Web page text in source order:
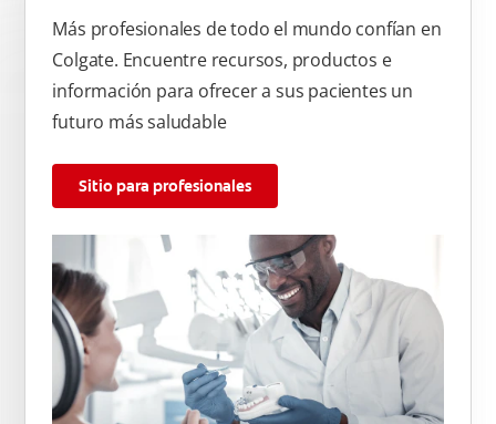
Más profesionales de todo el mundo confían en
Colgate. Encuentre recursos, productos e
información para ofrecer a sus pacientes un
futuro más saludable
Sitio para profesionales